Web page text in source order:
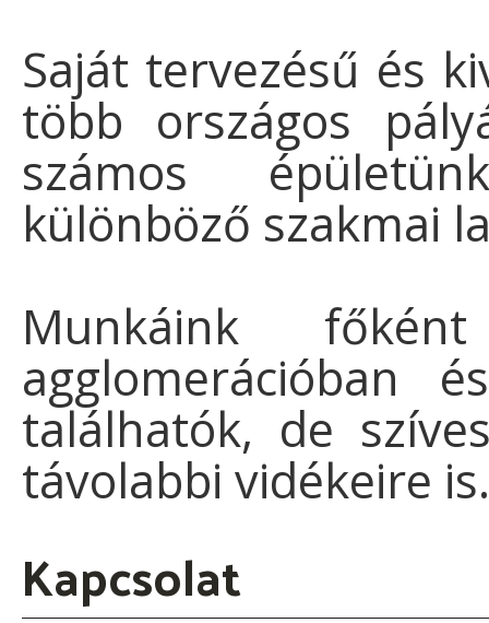
Saját tervezésű és
több országos
számos
különböző szakmai
Munkáink
agglomerációban
találhatók, de
távolabbi vidékeire is.
Kapcsolat